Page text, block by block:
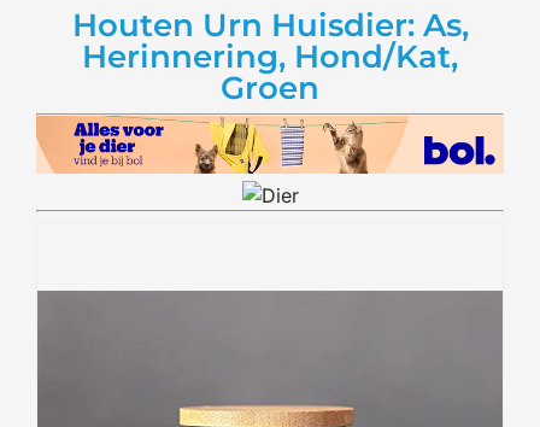
Houten Urn Huisdier: As,
Herinnering, Hond/Kat,
Groen